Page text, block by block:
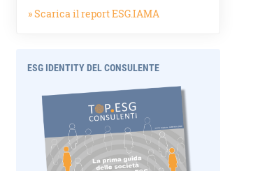
» Scarica il report ESG.IAMA
ESG IDENTITY DEL CONSULENTE